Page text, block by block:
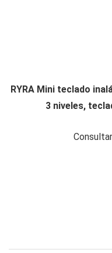
RYRA Mini teclado
3 niveles,